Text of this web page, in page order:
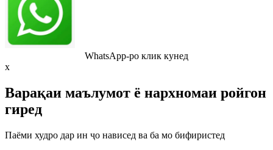
WhatsApp-ро клик кунед
x
Варақаи маълумот ё нархномаи ройгон
гиред
Паёми худро дар ин ҷо нависед ва ба мо бифиристед